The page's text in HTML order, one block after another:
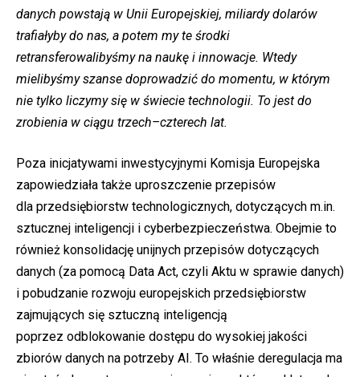
danych powstają w Unii Europejskiej, miliardy dolarów
trafiałyby do nas, a potem my te środki
retransferowalibyśmy na naukę i innowacje. Wtedy
mielibyśmy szanse doprowadzić do momentu, w którym
nie tylko liczymy się w świecie technologii. To jest do
zrobienia w ciągu trzech–czterech lat.
Poza inicjatywami inwestycyjnymi Komisja Europejska
zapowiedziała także uproszczenie przepisów
dla przedsiębiorstw technologicznych, dotyczących m.in.
sztucznej inteligencji i cyberbezpieczeństwa. Obejmie to
również konsolidację unijnych przepisów dotyczących
danych (za pomocą Data Act, czyli Aktu w sprawie danych)
i pobudzanie rozwoju europejskich przedsiębiorstw
zajmujących się sztuczną inteligencją
poprzez odblokowanie dostępu do wysokiej jakości
zbiorów danych na potrzeby AI. To właśnie deregulacja ma